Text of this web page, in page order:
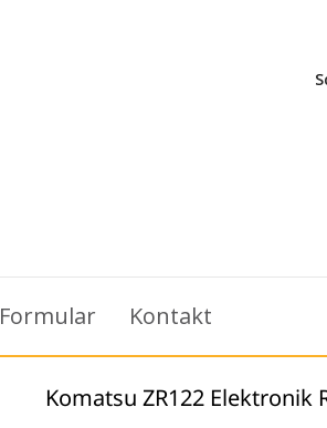
Formular Kontakt
Komatsu ZR122 Elektronik